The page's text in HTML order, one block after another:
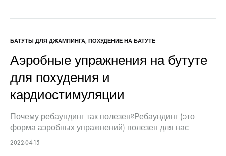
БАТУТЫ ДЛЯ ДЖАМПИНГА, ПОХУДЕНИЕ НА БАТУТЕ
Аэробные упражнения на бутуте
для похудения и
кардиостимуляции
Почему ребаундинг так полезен?Ребаундинг (это
форма аэробных упражнений) полезен для нас
потому, что помогает сжигать калории и сбросить
2022-04-15